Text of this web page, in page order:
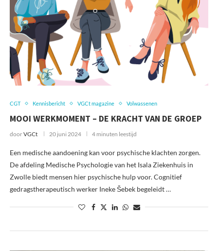
CGT Kennisbericht VGCt magazine Volwassenen
MOOI WERKMOMENT – DE KRACHT VAN DE GROEP
doorVGCt 20 juni 2024 4 minuten leestijd
Een medische aandoening kan voor psychische klachten zorgen.
De afdeling Medische Psychologie van het Isala Ziekenhuis in
Zwolle biedt mensen hier psychische hulp voor. Cognitief
gedragstherapeutisch werker Ineke Šebek begeleidt …